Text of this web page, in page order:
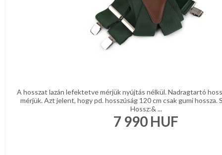
A hosszat lazán lefektetve mérjük nyújtás nélkül. Nadragtartó
mérjük. Azt jelent, hogy pd. hosszúság 120 cm csak gumi hossza.
Hossz:& ...
7 990 HUF